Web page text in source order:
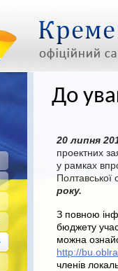
До
20 липня
проектних
у рамках
Полтавської
року.
З повною
бюджету
можна
http://
членів